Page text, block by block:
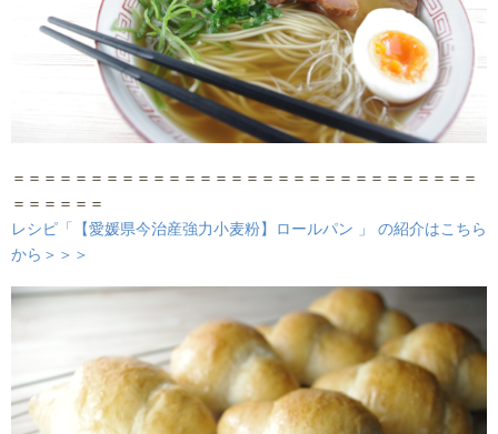
＝＝＝＝＝＝＝＝＝＝＝＝＝＝＝＝＝＝＝＝＝＝＝＝＝＝＝＝＝＝
＝＝＝＝＝＝
レシピ「【愛媛県今治産強力小麦粉】ロールパン 」 の紹介はこちら
から＞＞＞